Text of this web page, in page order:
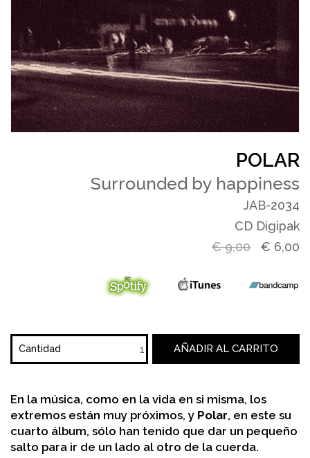
POLAR
Surrounded by happiness
JAB-2034
CD Digipak
€9,00 € 6,00
Cantidad AÑADIR AL CARRITO
En la música, como en la vida en si misma, los
extremos están muy próximos, y Polar, en este su
cuarto álbum, sólo han tenido que dar un pequeño
salto para ir de un lado al otro de la cuerda.